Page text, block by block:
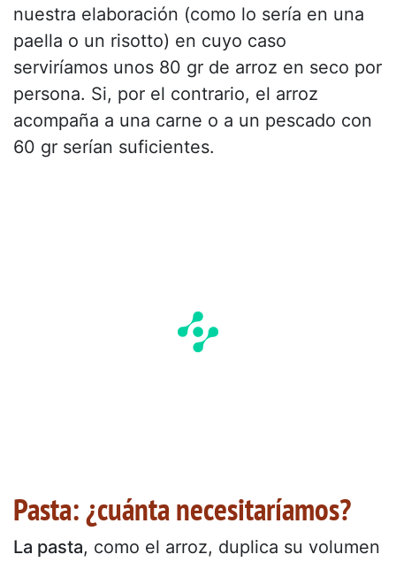
nuestra elaboración (como lo sería en una
paella o un risotto) en cuyo caso
serviríamos unos 80 gr de arroz en seco por
persona. Si, por el contrario, el arroz
acompaña a una carne o a un pescado con
60 gr serían suficientes.
Pasta: ¿cuánta necesitaríamos?
La pasta, como el arroz, duplica su volumen